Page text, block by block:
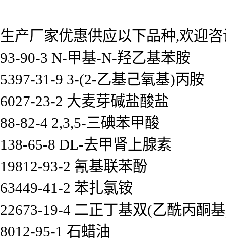
生产厂家优惠供应以下品种,欢迎
93-90-3 N-甲基-N-羟乙基苯胺
5397-31-9 3-(2-乙基己氧基)丙胺
6027-23-2 大麦芽碱盐酸盐
88-82-4 2,3,5-三碘苯甲酸
138-65-8 DL-去甲肾上腺素
19812-93-2 氰基联苯酚
63449-41-2 苯扎氯铵
22673-19-4 二正丁基双(乙酰丙酮
8012-95-1 石蜡油